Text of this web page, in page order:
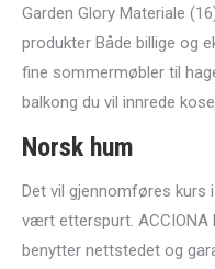
Garden Glory Materiale
produkter Både billige og
fine sommermøbler til
balkong du vil innrede
Norsk hum
Det vil gjennomføres kurs
vært etterspurt. ACCIONA
benytter nettstedet og